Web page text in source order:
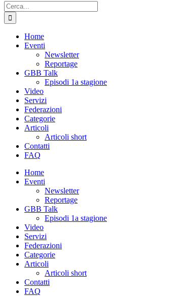
Cerca
per:
Home
Eventi
Newsletter
Reportage
GBB Talk
Episodi 1a stagione
Video
Servizi
Federazioni
Categorie
Articoli
Articoli short
Contatti
FAQ
Home
Eventi
Newsletter
Reportage
GBB Talk
Episodi 1a stagione
Video
Servizi
Federazioni
Categorie
Articoli
Articoli short
Contatti
FAQ